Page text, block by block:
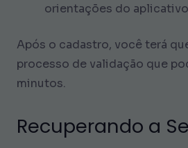
orientações do
Após o cadastro, você terá
processo de validação que
minutos.
Recuperando a